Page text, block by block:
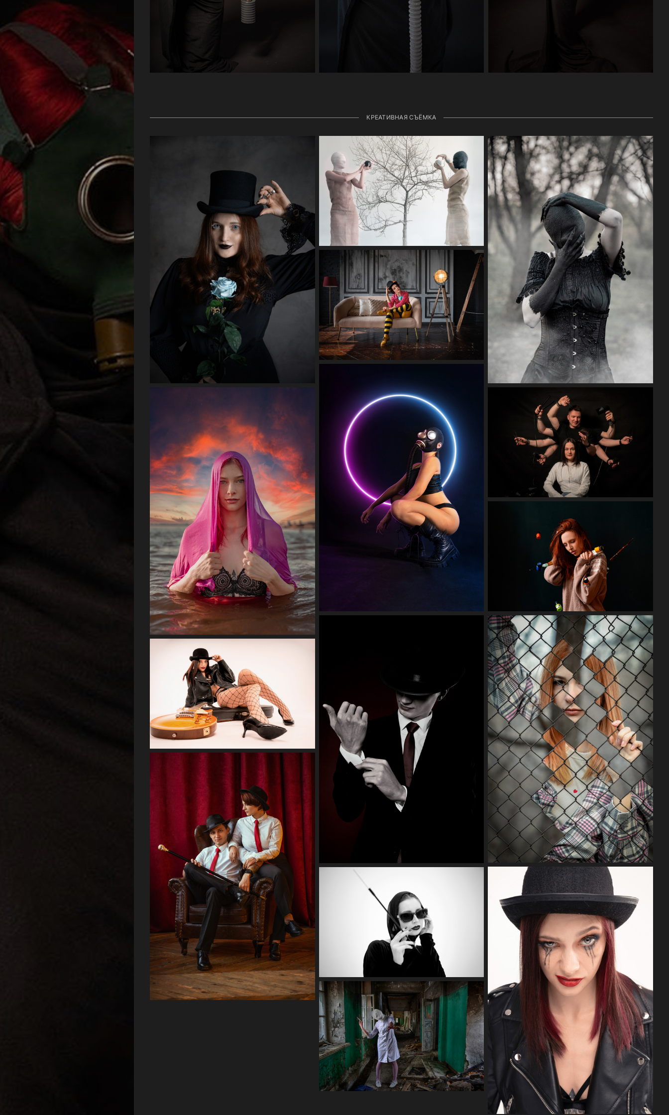
КРЕАТИВНАЯ СЪЁМКА